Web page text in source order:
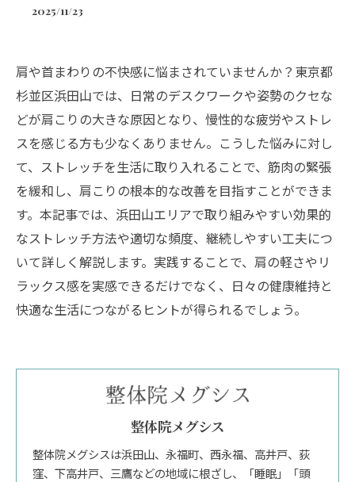
2025/11/23
肩や首まわりの不快感に悩まされていませんか？東京都
杉並区浜田山では、日常のデスクワークや姿勢のクセな
どが肩こりの大きな原因となり、慢性的な疲労やストレ
スを感じる方も少なくありません。こうした悩みに対し
て、ストレッチを生活に取り入れることで、筋肉の緊張
を緩和し、肩こりの根本的な改善を目指すことができま
す。本記事では、浜田山エリアで取り組みやすい効果的
なストレッチ方法や適切な頻度、継続しやすい工夫につ
いて詳しく解説します。実践することで、肩の軽さやリ
ラックス感を実感できるだけでなく、日々の健康維持と
快適な生活につながるヒントが得られるでしょう。
整体院メグシス
整体院メグシスは浜田山、永福町、西永福、高井戸、荻
窪、下高井戸、三鷹などの地域に根ざし、「睡眠」「頭